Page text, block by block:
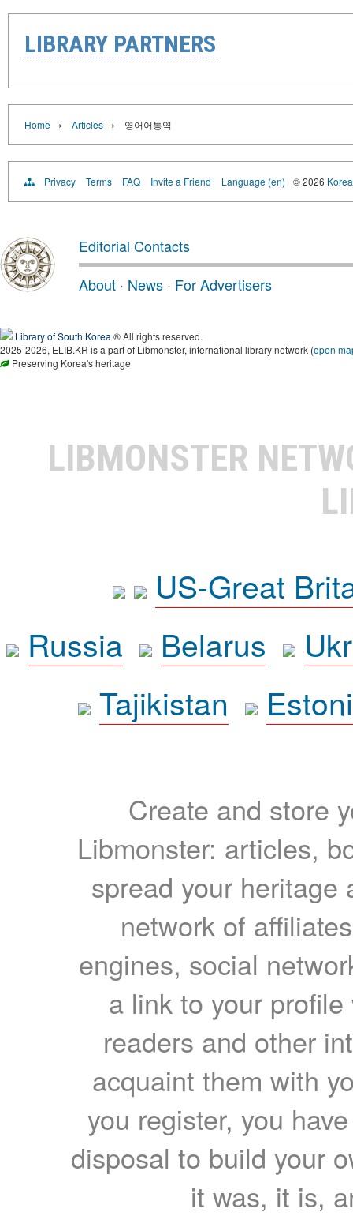
LIBRARY PARTNERS
Home › Articles › 영어어통역
Privacy Terms FAQ Invite a Friend Language (en) © 2026
Editorial Contacts
About · News · For Advertisers
Library of South Korea ® All rights reserved.
2025-2026, ELIB.KR is a part of Libmonster, international library network (open
Preserving Korea's heritage
LIBMONSTER
US-Great
Russia
Belarus
Tajikistan
Create and store
Libmonster: articles,
spread your heritage
network of
engines, social
a link to your
readers and other
acquaint them with
you register, you
disposal to build your
it was, it is,